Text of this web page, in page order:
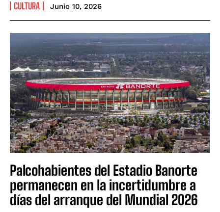
CULTURA Junio 10, 2026
Palcohabientes del Estadio Banorte
permanecen en la incertidumbre a
días del arranque del Mundial 2026